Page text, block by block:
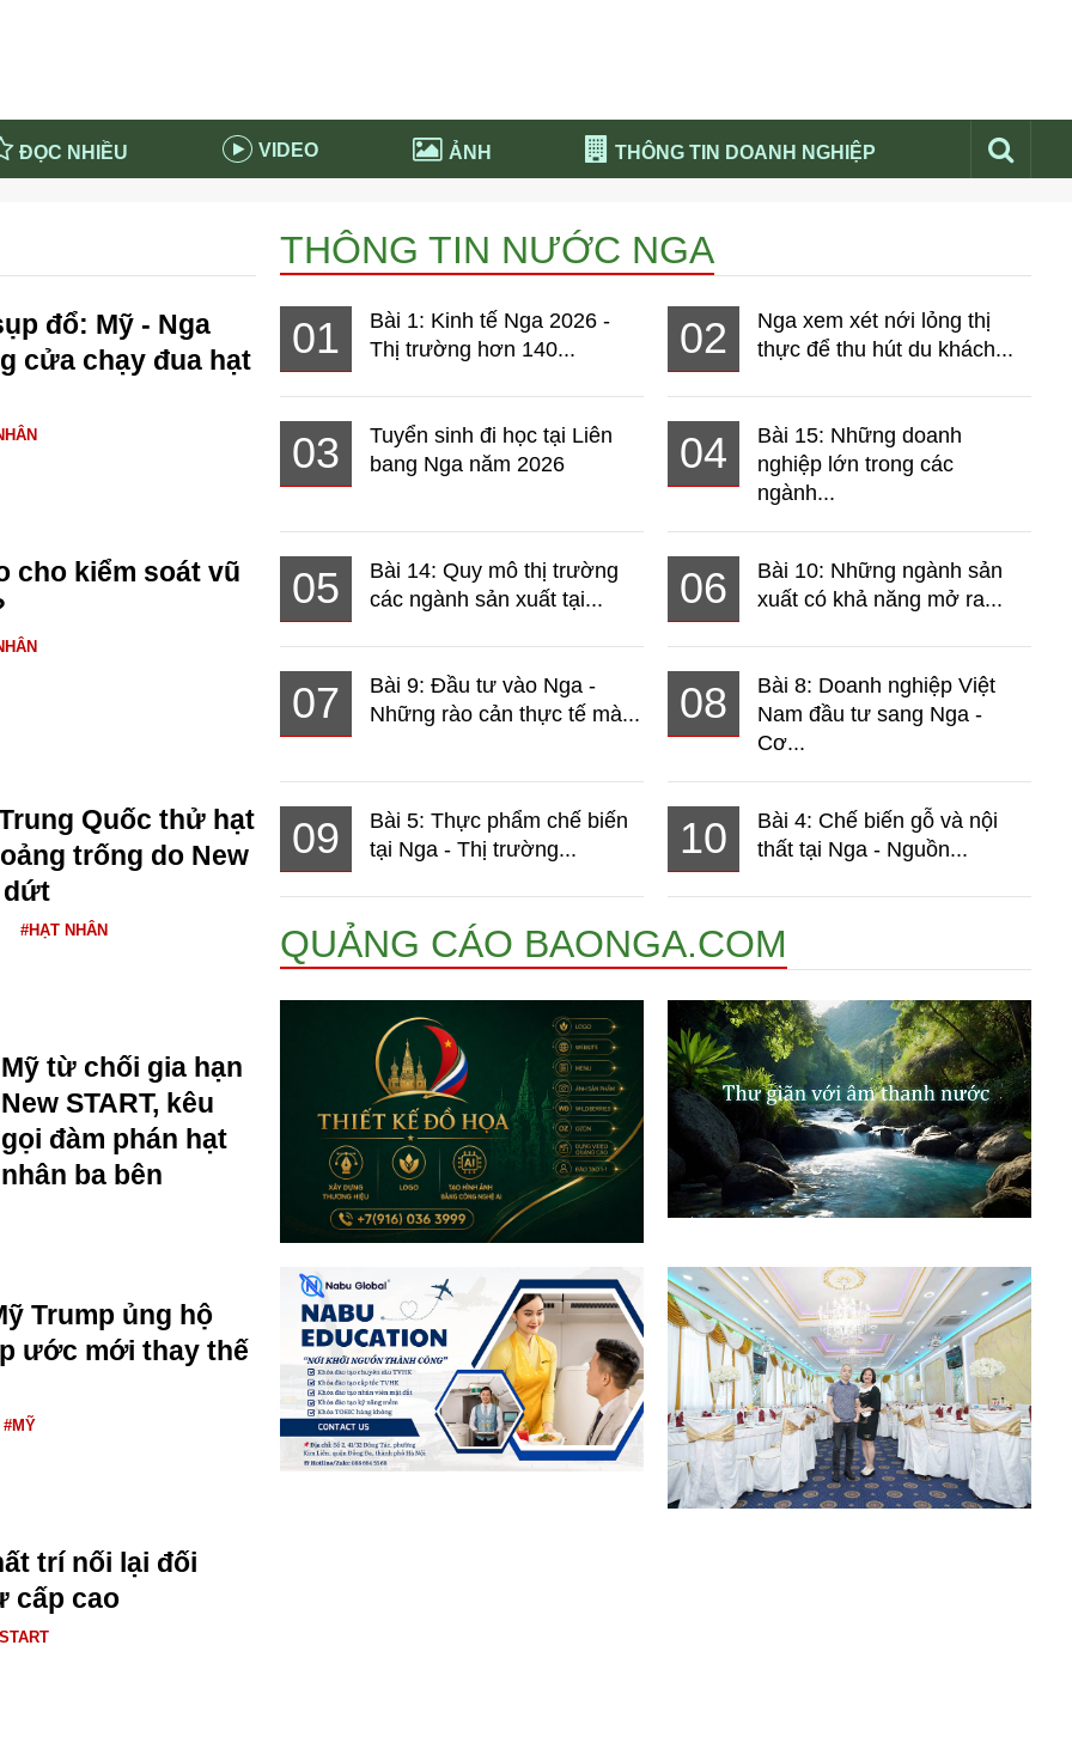
ĐỌC NHIỀU VIDEO ẢNH THÔNG TIN DOANH NGHIỆP
Thời sự
Nổi bật báo nga
nước Nga Tử vi hàng ngày
Phân tích thị trường Nga 2026
- Việt Nam Phân tích chính trị
đổ: Mỹ - Nga
cửa chạy đua hạt
cho kiểm soát vũ
Quốc thử hạt
trống do New
dứt
#HẠT NHÂN
Mỹ từ chối gia hạn
New START, kêu
gọi đàm phán hạt
nhân ba bên
Trump ủng hộ
ước mới thay thế
#MỸ
trí nối lại đối
cấp cao
THÔNG TIN NƯỚC NGA
01
Bài 1: Kinh tế Nga 2026 -
Thị trường hơn 140...
02
Nga xem xét nới lỏng thị
thực để thu hút du khách...
03
Tuyển sinh đi học tại Liên
bang Nga năm 2026
04
Bài 15: Những doanh
nghiệp lớn trong các
ngành...
05
Bài 14: Quy mô thị trường
các ngành sản xuất tại...
06
Bài 10: Những ngành sản
xuất có khả năng mở ra...
07
Bài 9: Đầu tư vào Nga -
Những rào cản thực tế mà...
08
Bài 8: Doanh nghiệp Việt
Nam đầu tư sang Nga -
Cơ...
09
Bài 5: Thực phẩm chế biến
tại Nga - Thị trường...
10
Bài 4: Chế biến gỗ và nội
thất tại Nga - Nguồn...
QUẢNG CÁO BAONGA.COM